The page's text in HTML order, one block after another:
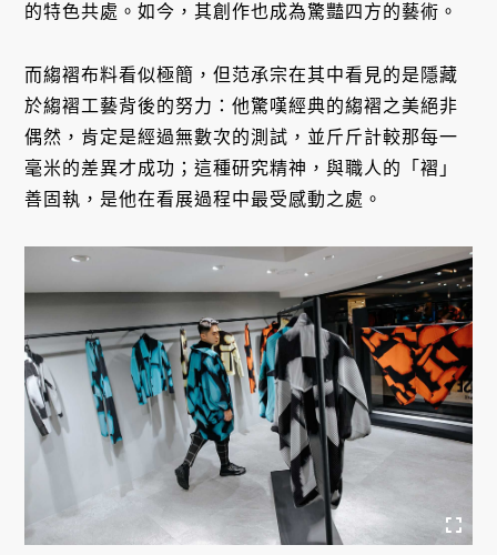
的特色共處。如今，其創作也成為驚豔四方的藝術。
而縐褶布料看似極簡，但范承宗在其中看見的是隱藏
於縐褶工藝背後的努力：他驚嘆經典的縐褶之美絕非
偶然，肯定是經過無數次的測試，並斤斤計較那每一
毫米的差異才成功；這種研究精神，與職人的「褶」
善固執，是他在看展過程中最受感動之處。